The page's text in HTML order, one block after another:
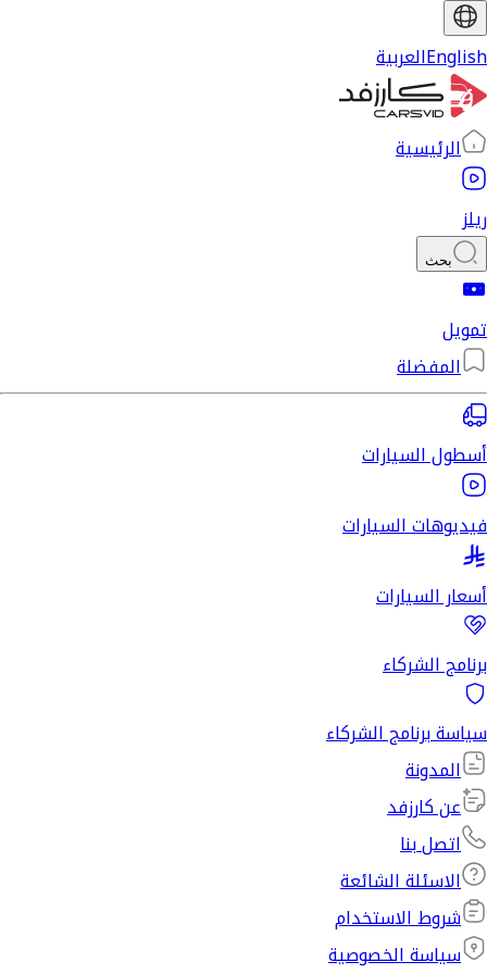
Englishالعربية
الرئيسية
ريلز
بحث
تمويل
المفضلة
أسطول السيارات
فيديوهات السيارات
أسعار السيارات
برنامج الشركاء
سياسة برنامج الشركاء
المدونة
عن كارزفد
اتصل بنا
الاسئلة الشائعة
شروط الاستخدام
سياسة الخصوصية